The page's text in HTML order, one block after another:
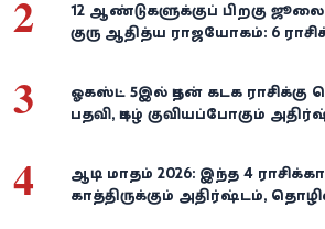
2
12 ஆண்டுகளுக்குப் பிறகு ஜூலை
குரு ஆதித்ய ராஜயோகம்: 6
3
ஓகஸ்ட் 5இல் புதன் கடக ராசிக்கு
பதவி, புகழ் குவியப்போகும்
4
ஆடி மாதம் 2026: இந்த 4
காத்திருக்கும் அதிர்ஷ்டம்,